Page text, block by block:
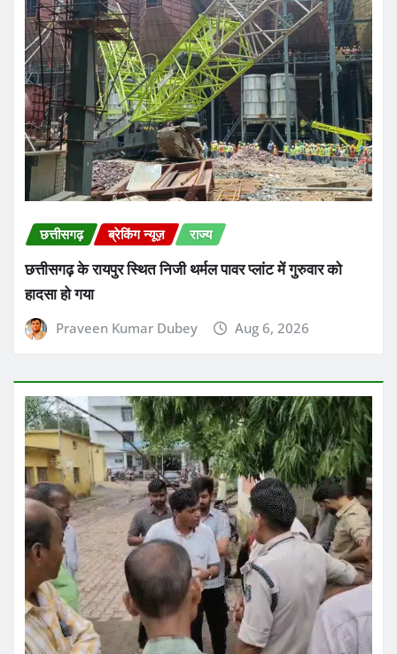
छत्तीसगढ़ ब्रेकिंग न्यूज़ राज्य
छत्तीसगढ़ के रायपुर स्थित निजी थर्मल पावर प्लांट में गुरुवार को
हादसा हो गया
Praveen Kumar Dubey Aug 6, 2026